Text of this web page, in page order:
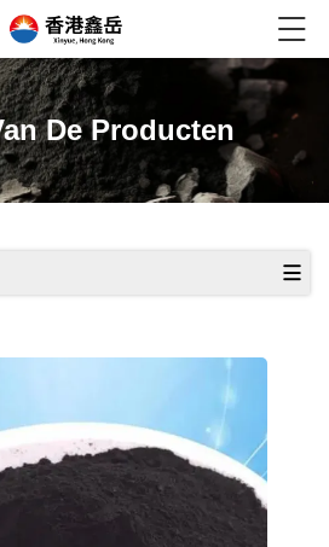
De Producten